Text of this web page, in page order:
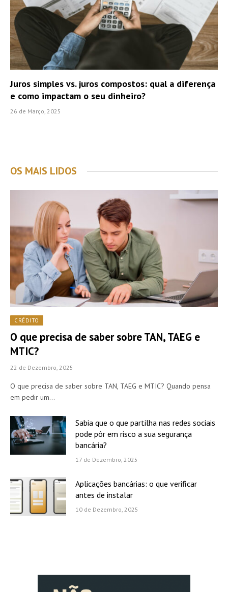
Juros simples vs. juros compostos: qual a diferença
e como impactam o seu dinheiro?
26 de Março, 2025
OS MAIS LIDOS
CRÉDITO
O que precisa de saber sobre TAN, TAEG e
MTIC?
22 de Dezembro, 2025
O que precisa de saber sobre TAN, TAEG e MTIC? Quando pensa
em pedir um…
Sabia que o que partilha nas redes sociais
pode pôr em risco a sua segurança
bancária?
17 de Dezembro, 2025
Aplicações bancárias: o que verificar
antes de instalar
10 de Dezembro, 2025